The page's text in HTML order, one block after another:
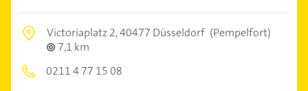
Victoriaplatz 2,40477 Düsseldorf (Pempelfort)
7,1 km
0211 4 77 15 08